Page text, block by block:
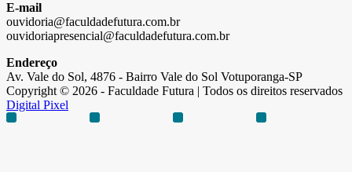
E-mail
ouvidoria@faculdadefutura.com.br
ouvidoriapresencial@faculdadefutura.com.br
Endereço
Av. Vale do Sol, 4876 - Bairro Vale do Sol Votuporanga-SP
Copyright © 2026 - Faculdade Futura | Todos os direitos reservados
Digital Pixel